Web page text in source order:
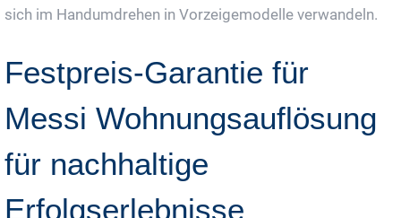
sich im Handumdrehen in Vorzeigemodelle verwandeln.
Festpreis-Garantie für
Messi Wohnungsauflösung
für nachhaltige
Erfolgserlebnisse